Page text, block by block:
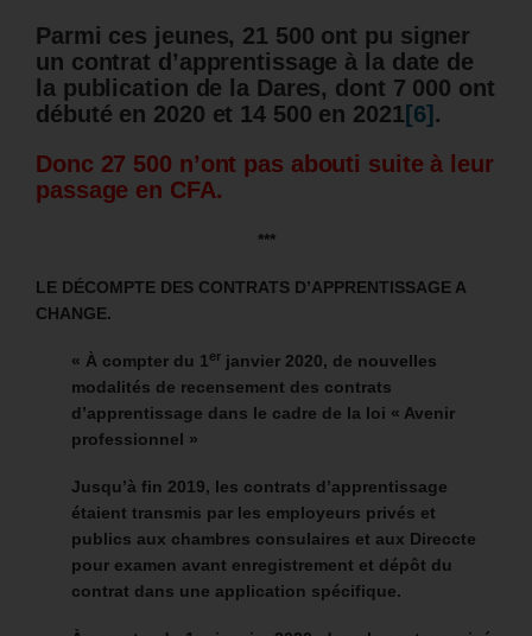
Parmi ces jeunes, 21 500 ont pu signer
un contrat d’apprentissage à la date de
la publication de la Dares, dont 7 000 ont
débuté en 2020 et 14 500 en 2021 [6] .
Donc 27 500 n’ont pas abouti suite à leur
passage en CFA.
***
LE DÉCOMPTE DES CONTRATS D’APPRENTISSAGE A
CHANGE.
« À compter du 1 er janvier 2020, de nouvelles
modalités de recensement des contrats
d’apprentissage dans le cadre de la loi « Avenir
professionnel »
Jusqu’à fin 2019, les contrats d’apprentissage
étaient transmis par les employeurs privés et
publics aux chambres consulaires et aux Direccte
pour examen avant enregistrement et dépôt du
contrat dans une application spécifique.